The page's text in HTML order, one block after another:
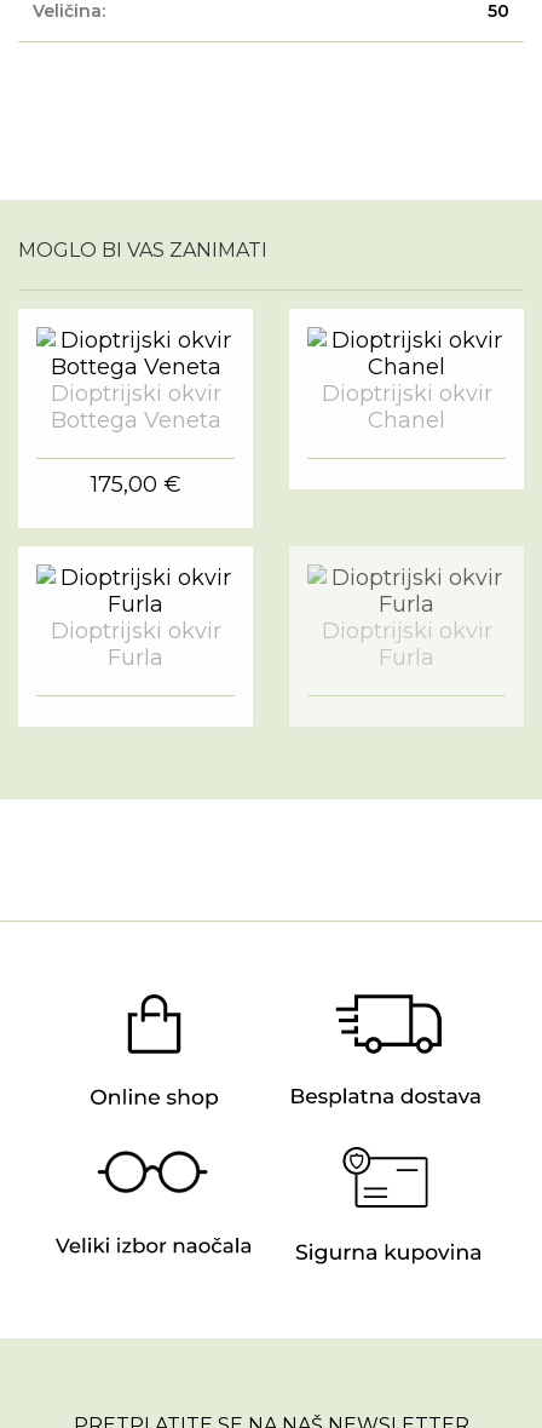
Veličina: 50
MOGLO BI VAS ZANIMATI
Dioptrijski okvir
Bottega Veneta
175,00 €
Dioptrijski okvir
Chanel
Dioptrijski okvir
Furla
Dioptrijski okvir
Furla